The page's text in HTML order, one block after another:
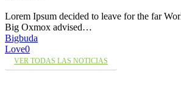
Lorem Ipsum decided to leave for the far
Big Oxmox advised…
Bigbuda
Love0
VER TODAS LAS NOTICIAS